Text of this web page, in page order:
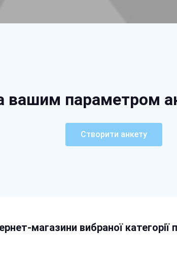
вашим параметром
Створити анкету
магазини вибраної категорії